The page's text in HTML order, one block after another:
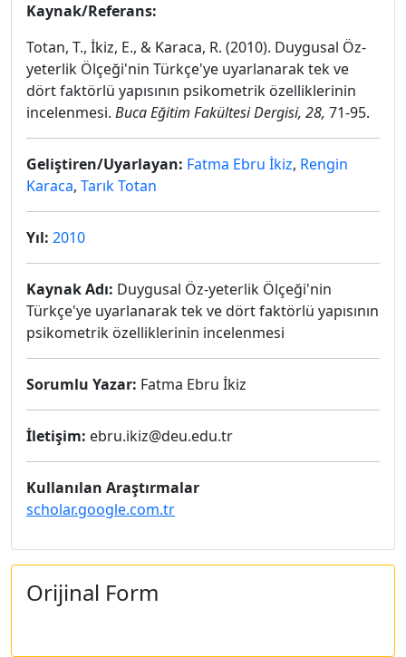
Kaynak/Referans:
Totan, T., İkiz, E., & Karaca, R. (2010). Duygusal Öz-
yeterlik Ölçeği'nin Türkçe'ye uyarlanarak tek ve
dört faktörlü yapısının psikometrik özelliklerinin
incelenmesi. Buca Eğitim Fakültesi Dergisi, 28, 71-95.
Geliştiren/Uyarlayan: Fatma Ebru İkiz, Rengin
Karaca, Tarık Totan
Yıl: 2010
Kaynak Adı: Duygusal Öz-yeterlik Ölçeği'nin
Türkçe'ye uyarlanarak tek ve dört faktörlü yapısının
psikometrik özelliklerinin incelenmesi
Sorumlu Yazar: Fatma Ebru İkiz
İletişim: ebru.ikiz@deu.edu.tr
Kullanılan Araştırmalar
scholar.google.com.tr
Orijinal Form